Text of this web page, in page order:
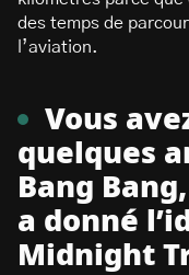
des temps de
l’aviation.
Vous
quelques
Bang
a donné
Midnight